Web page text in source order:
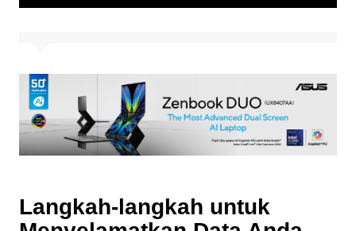
Langkah-langkah untuk